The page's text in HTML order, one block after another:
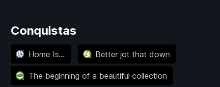
Conquistas
Home Is... Better jot that down
The beginning of a beautiful collection